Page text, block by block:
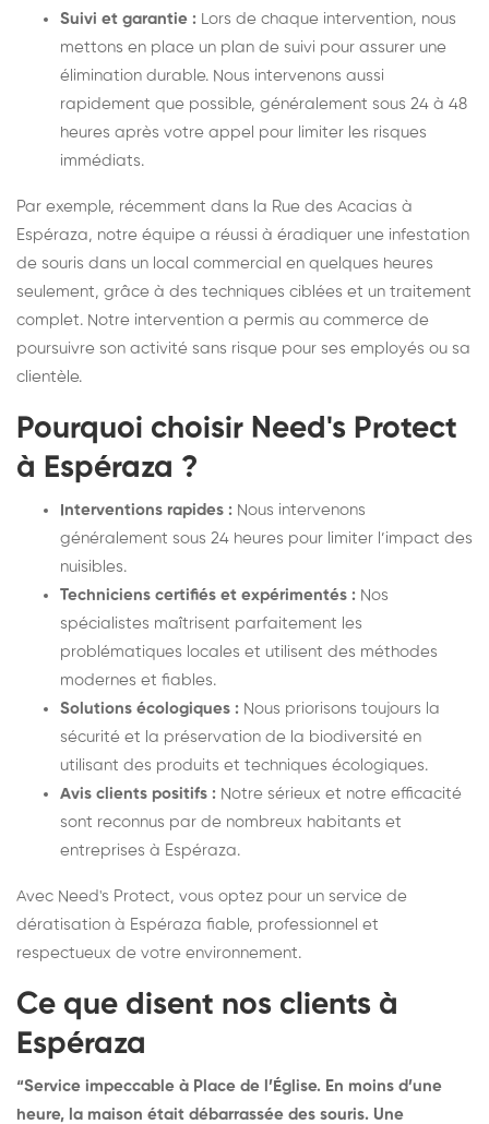
Suivi et garantie : Lors de chaque intervention, nous
mettons en place un plan de suivi pour assurer une
élimination durable. Nous intervenons aussi
rapidement que possible, généralement sous 24 à 48
heures après votre appel pour limiter les risques
immédiats.
Par exemple, récemment dans la Rue des Acacias à
Espéraza, notre équipe a réussi à éradiquer une infestation
de souris dans un local commercial en quelques heures
seulement, grâce à des techniques ciblées et un traitement
complet. Notre intervention a permis au commerce de
poursuivre son activité sans risque pour ses employés ou sa
clientèle.
Pourquoi choisir Need's Protect
à Espéraza ?
Interventions rapides : Nous intervenons
généralement sous 24 heures pour limiter l’impact des
nuisibles.
Techniciens certifiés et expérimentés : Nos
spécialistes maîtrisent parfaitement les
problématiques locales et utilisent des méthodes
modernes et fiables.
Solutions écologiques : Nous priorisons toujours la
sécurité et la préservation de la biodiversité en
utilisant des produits et techniques écologiques.
Avis clients positifs : Notre sérieux et notre efficacité
sont reconnus par de nombreux habitants et
entreprises à Espéraza.
Avec Need's Protect, vous optez pour un service de
dératisation à Espéraza fiable, professionnel et
respectueux de votre environnement.
Ce que disent nos clients à
Espéraza
“Service impeccable à Place de l’Église. En moins d’une
heure, la maison était débarrassée des souris. Une